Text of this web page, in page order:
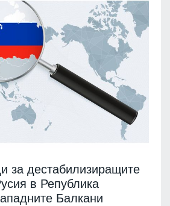
за дестабилизиращите
в Република
Балкани